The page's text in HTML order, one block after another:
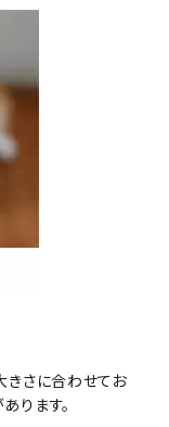
きさに合わせてお
ります。